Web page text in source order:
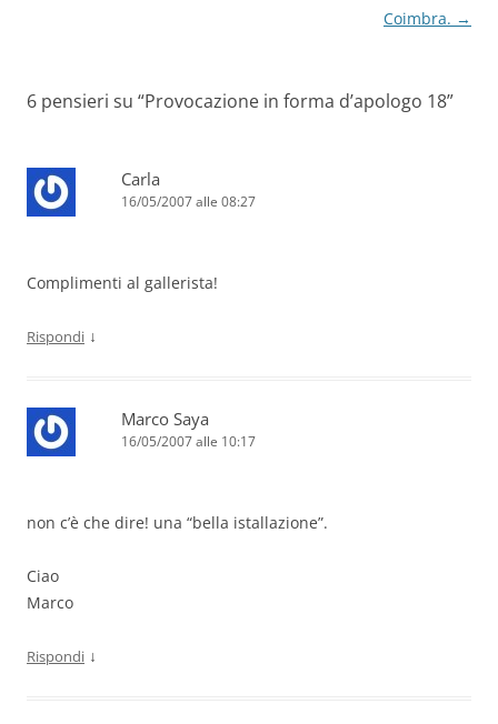
Coimbra. →
6 pensieri su “Provocazione in forma d’apologo 18”
Carla
16/05/2007 alle 08:27
Complimenti al gallerista!
Rispondi ↓
Marco Saya
16/05/2007 alle 10:17
non c’è che dire! una “bella istallazione”.
Ciao
Marco
Rispondi ↓